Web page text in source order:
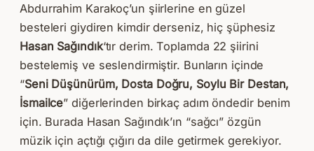
Abdurrahim Karakoç’un şiirlerine en güzel
besteleri giydiren kimdir derseniz, hiç şüphesiz
Hasan Sağındık‘tır derim. Toplamda 22 şiirini
bestelemiş ve seslendirmiştir. Bunların içinde
“Seni Düşünürüm, Dosta Doğru, Soylu Bir Destan,
İsmailce” diğerlerinden birkaç adım öndedir benim
için. Burada Hasan Sağındık’ın “sağcı” özgün
müzik için açtığı çığırı da dile getirmek gerekiyor.